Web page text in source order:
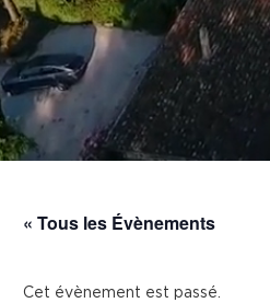
« Tous les Évènements
Cet évènement est passé.